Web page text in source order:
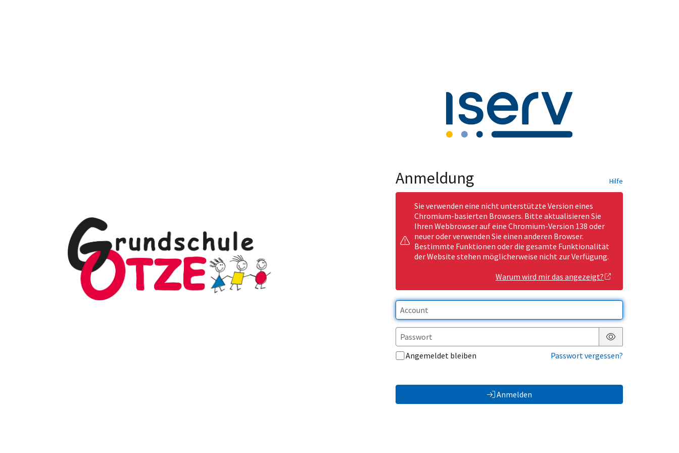
Anmeldung Hilfe
Sie verwenden eine nicht unterstützte Version eines
Chromium-basierten Browsers. Bitte aktualisieren Sie
Ihren Webbrowser auf eine Chromium-Version 138 oder
neuer oder verwenden Sie einen anderen Browser.
Bestimmte Funktionen oder die gesamte Funktionalität
der Website stehen möglicherweise nicht zur Verfügung.
Warum wird mir das angezeigt?
Passwort anzeigen
Angemeldet bleiben
Passwort vergessen?
Anmelden